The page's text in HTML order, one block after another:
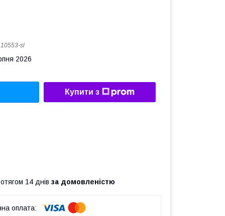
10553-sl
2026
Купити з
14 днів за домовленістю